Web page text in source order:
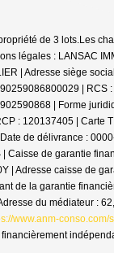
de 3 lots.Les
légales : LANSAC
| Adresse siège
| RCS
| Forme
: 120137405 | Carte
de délivrance :
Caisse de garantie
| Adresse caisse de
de la garantie
du médiateur :
www.anm-conso.com/